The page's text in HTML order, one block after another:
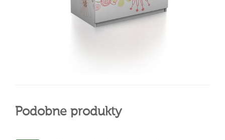
Podobne produkty